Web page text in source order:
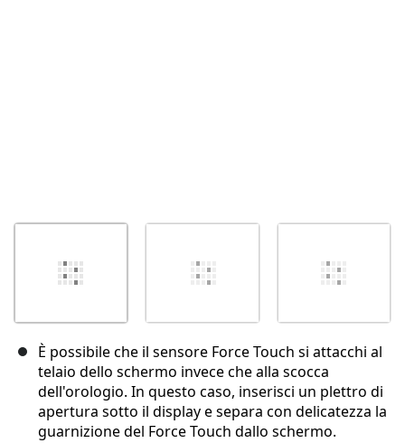
È possibile che il sensore Force Touch si attacchi al
telaio dello schermo invece che alla scocca
dell'orologio. In questo caso, inserisci un plettro di
apertura sotto il display e separa con delicatezza la
guarnizione del Force Touch dallo schermo.